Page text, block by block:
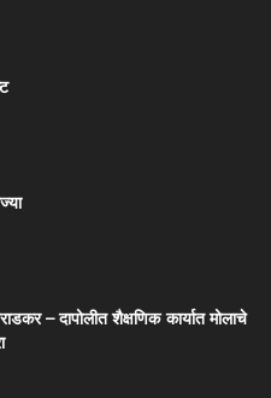
– दापोलीत शैक्षणिक कार्यात मोलाचे